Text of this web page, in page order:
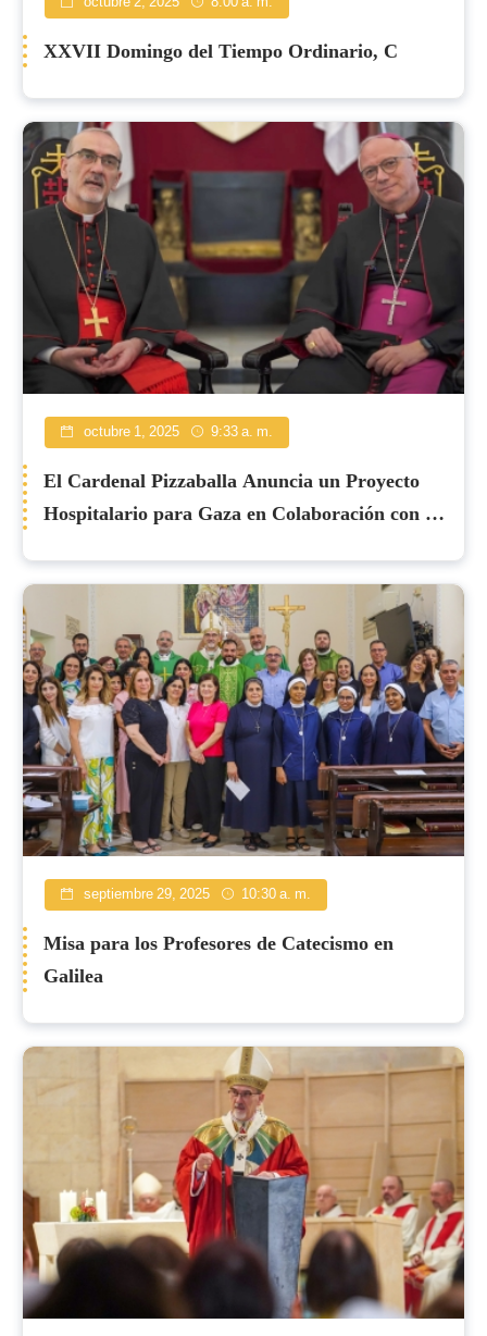
XXVII Domingo del Tiempo Ordinario, C
octubre 1, 2025 9:33 a. m.
El Cardenal Pizzaballa Anuncia un Proyecto
Hospitalario para Gaza en Colaboración con la
septiembre 29, 2025 10:30 a. m.
Misa para los Profesores de Catecismo en
Galilea